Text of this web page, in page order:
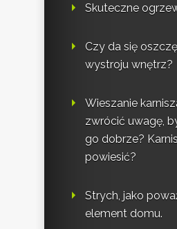
Skuteczne
Czy da się
wystroju wnętrz?
Wieszanie
zwrócić uwagę,
go dobrze?
powiesić?
Strych, jako
element domu.